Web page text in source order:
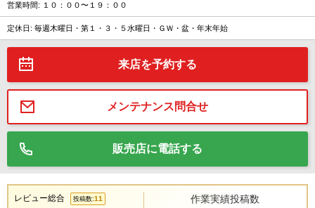
営業時間: １０：００〜１９：００
定休日: 毎週木曜日・第１・３・５水曜日・ＧＷ・盆・年末年始
来店を予約する
メンテナンス問合せ
販売店に電話する
レビュー総合 投稿数:11 作業実績投稿数